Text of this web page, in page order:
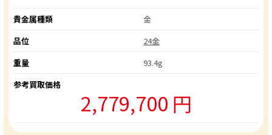
貴金属種類
金
品位
24金
重量
93.4g
参考買取価格
2,779,700 円